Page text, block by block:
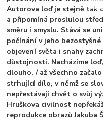
Autorova loď je stejně tak
a připomíná proslulou
směru i smyslu. Stává se
počínání v jeho
objevení světa i snahy
důstojnosti. Nacházíme
dlouho, / až všechno
strhující dílo, v němž se
nepřestávají chvět o svůj
Hruškova civilnost
reprodukce obrazů Jakuba